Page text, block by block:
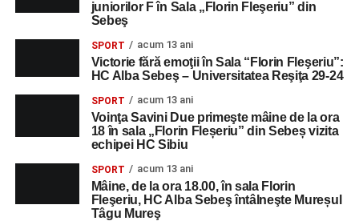
juniorilor F în Sala „Florin Fleşeriu” din
Sebeş
SPORT acum 13 ani
Victorie fără emoţii în Sala “Florin Fleşeriu”:
HC Alba Sebeş – Universitatea Reşiţa 29-24
SPORT acum 13 ani
Voinţa Savini Due primeşte mâine de la ora
18 în sala „Florin Fleșeriu” din Sebeș vizita
echipei HC Sibiu
SPORT acum 13 ani
Mâine, de la ora 18.00, în sala Florin
Fleşeriu, HC Alba Sebeş întâlneşte Mureșul
Tâgu Mureş